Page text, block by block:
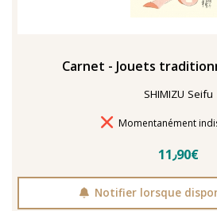
Carnet - Jouets
SHIMIZU Seifu
Délais de livraison
Momentanément
11٫90€
Notifier lorsque